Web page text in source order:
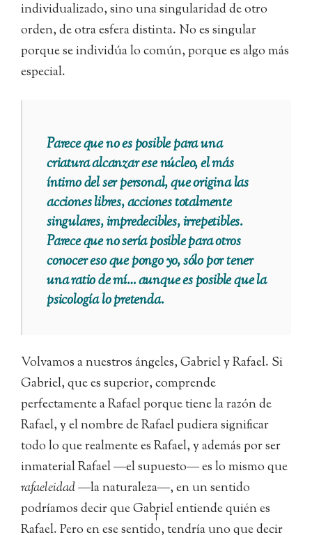
individualizado, sino una singularidad de otro
orden, de otra esfera distinta. No es singular
porque se individúa lo común, porque es algo más
especial.
Parece que no es posible para una
criatura alcanzar ese núcleo, el más
íntimo del ser personal, que origina las
acciones libres, acciones totalmente
singulares, impredecibles, irrepetibles.
Parece que no sería posible para otros
conocer eso quepongo yo, sólo por tener
una ratio de mí… aunque es posible que la
psicología lo pretenda.
Volvamos a nuestros ángeles, Gabriel y Rafael. Si
Gabriel, que es superior, comprende
perfectamente a Rafael porque tiene la razón de
Rafael, y el nombre de Rafael pudiera significar
todo lo que realmente es Rafael, y además por ser
inmaterial Rafael ―el supuesto― es lo mismo que
rafaeleidad―la naturaleza―, en un sentido
podríamos decir que Gabriel entiende quién es
Rafael. Pero en ese sentido, tendría uno que decir
↑